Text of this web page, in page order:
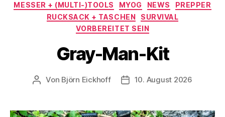
MESSER + (MULTI-)TOOLS
MYOG NEWS
PREPPER
RUCKSACK + TASCHEN
SURVIVAL
VORBEREITET SEIN
Gray-Man-Kit
Beitragsautor
Von Björn Eickhoff Veröffentlichungsdatum
10. August 2026